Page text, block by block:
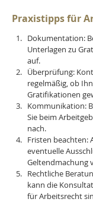
Praxistipps für
Dokumentation:
Unterlagen zu
auf.
Überprüfung:
regelmäßig, ob
Gratifikationen
Kommunikation:
Sie beim
nach.
Fristen beachten:
eventuelle
Geltendmachung
Rechtliche
kann die
für Arbeitsrecht